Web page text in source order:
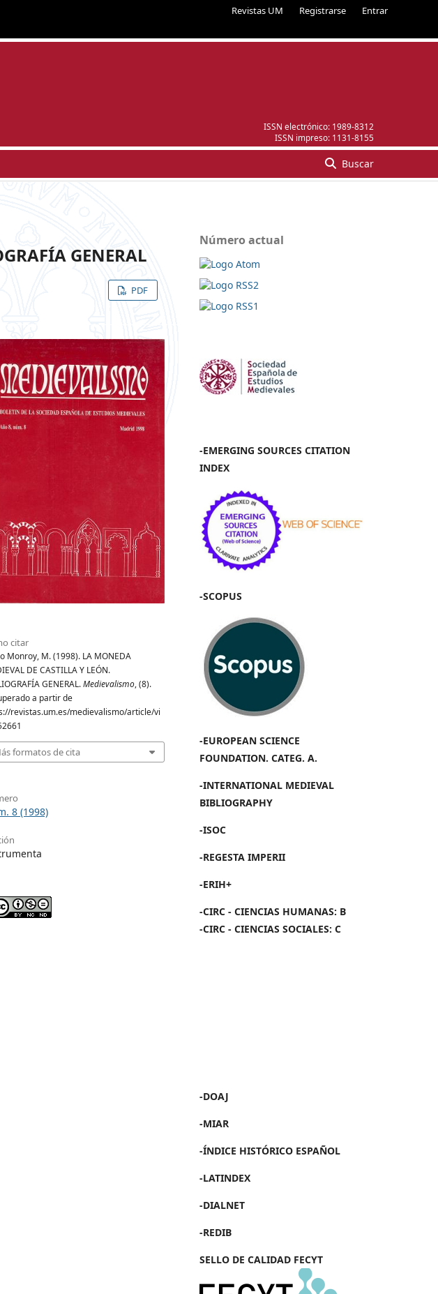
Revistas UM Registrarse Entrar
ISSN electrónico: 1989-8312
ISSN impreso: 1131-8155
Buscar
GENERAL
PDF
citar
Monroy, M. (1998). LA MONEDA
DE CASTILLA Y LEÓN.
GENERAL.Medievalismo, (8).
a partir de
revistas.um.es/medievalismo/article/vi
formatos de cita
8 (1998)
Número actual
-EMERGING SOURCES CITATION
INDEX
-SCOPUS
-EUROPEAN SCIENCE
FOUNDATION. CATEG. A.
-INTERNATIONAL MEDIEVAL
BIBLIOGRAPHY
-ISOC
-REGESTA IMPERII
-ERIH+
-CIRC - CIENCIAS HUMANAS: B
-CIRC - CIENCIAS SOCIALES: C
-DOAJ
-MIAR
-ÍNDICE HISTÓRICO ESPAÑOL
-LATINDEX
-DIALNET
-REDIB
SELLO DE CALIDAD FECYT